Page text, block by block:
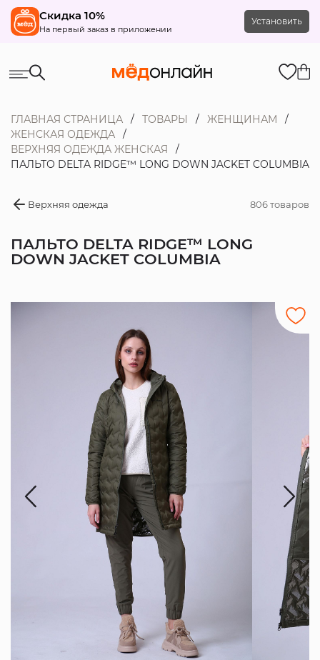
Скидка 10%
На первый заказ в приложении
Установить
ГЛАВНАЯ СТРАНИЦА ТОВАРЫ
ЖЕНЩИНАМ
ЖЕНСКАЯ ОДЕЖДА
ВЕРХНЯЯ ОДЕЖДА ЖЕНСКАЯ
ПАЛЬТО DELTA RIDGE™ LONG DOWN JACKET COLUMBIA
Верхняя одежда 806 товаров
ПАЛЬТО DELTA RIDGE™ LONG
DOWN JACKET COLUMBIA